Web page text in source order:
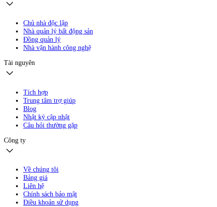
Chủ nhà độc lập
Nhà quản lý bất động sản
Đồng quản lý
Nhà vận hành công nghệ
Tài nguyên
Tích hợp
Trung tâm trợ giúp
Blog
Nhật ký cập nhật
Câu hỏi thường gặp
Công ty
Về chúng tôi
Bảng giá
Liên hệ
Chính sách bảo mật
Điều khoản sử dụng